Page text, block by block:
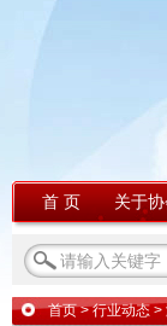
首 页 关于
首页>行业动态 >